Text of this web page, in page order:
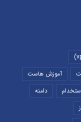
آموزش هاست
دامنه